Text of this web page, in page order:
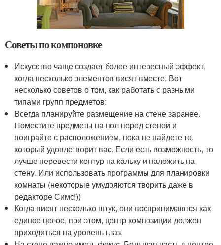
Советы по компоновке
Искусство чаще создает более интересный эффект,
когда несколько элементов висят вместе. Вот
несколько советов о том, как работать с разными
типами групп предметов:
Всегда планируйте размещение на стене заранее.
Поместите предметы на пол перед стеной и
поиграйте с расположением, пока не найдете то,
который удовлетворит вас. Если есть возможность, то
лучше перевести контур на кальку и наложить на
стену. Или использовать программы для планировки
комнаты (некоторые умудряются творить даже в
редакторе Симс!))
Когда висят несколько штук, они воспринимаются как
единое целое, при этом, центр композиции должен
приходиться на уровень глаз.